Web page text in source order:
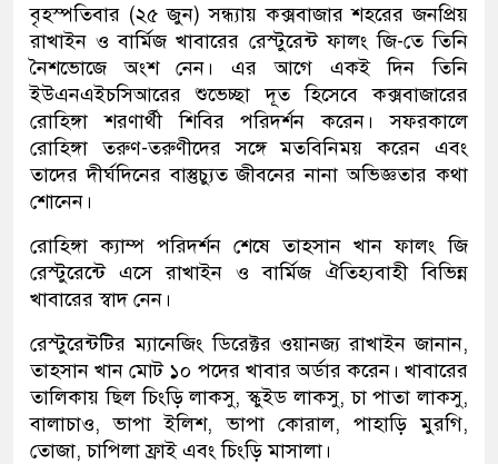
বৃহস্পতিবার (২৫ জুন) সন্ধ্যায় কক্সবাজার শহরের জনপ্রিয়
রাখাইন ও বার্মিজ খাবারের রেস্টুরেন্ট ফালং জি-তে তিনি
নৈশভোজে অংশ নেন। এর আগে একই দিন তিনি
ইউএনএইচসিআরের শুভেচ্ছা দূত হিসেবে কক্সবাজারের
রোহিঙ্গা শরণার্থী শিবির পরিদর্শন করেন। সফরকালে
রোহিঙ্গা তরুণ-তরুণীদের সঙ্গে মতবিনিময় করেন এবং
তাদের দীর্ঘদিনের বাস্তুচ্যুত জীবনের নানা অভিজ্ঞতার কথা
শোনেন।
রোহিঙ্গা ক্যাম্প পরিদর্শন শেষে তাহসান খান ফালং জি
রেস্টুরেন্টে এসে রাখাইন ও বার্মিজ ঐতিহ্যবাহী বিভিন্ন
খাবারের স্বাদ নেন।
রেস্টুরেন্টটির ম্যানেজিং ডিরেক্টর ওয়ানজ্য রাখাইন জানান,
তাহসান খান মোট ১০ পদের খাবার অর্ডার করেন। খাবারের
তালিকায় ছিল চিংড়ি লাকসু, স্কুইড লাকসু, চা পাতা লাকসু,
বালাচাও, ভাপা ইলিশ, ভাপা কোরাল, পাহাড়ি মুরগি,
তোজা, চাপিলা ফ্রাই এবং চিংড়ি মাসালা।